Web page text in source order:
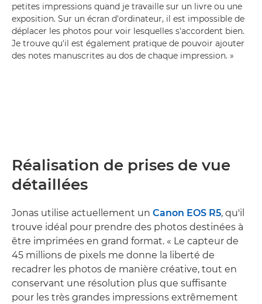
petites impressions quand je travaille sur un livre ou une
exposition. Sur un écran d'ordinateur, il est impossible de
déplacer les photos pour voir lesquelles s'accordent bien.
Je trouve qu'il est également pratique de pouvoir ajouter
des notes manuscrites au dos de chaque impression. »
Réalisation de prises de vue
détaillées
Jonas utilise actuellement un Canon EOS R5, qu'il
trouve idéal pour prendre des photos destinées à
être imprimées en grand format. « Le capteur de
45 millions de pixels me donne la liberté de
recadrer les photos de manière créative, tout en
conservant une résolution plus que suffisante
pour les très grandes impressions extrêmement